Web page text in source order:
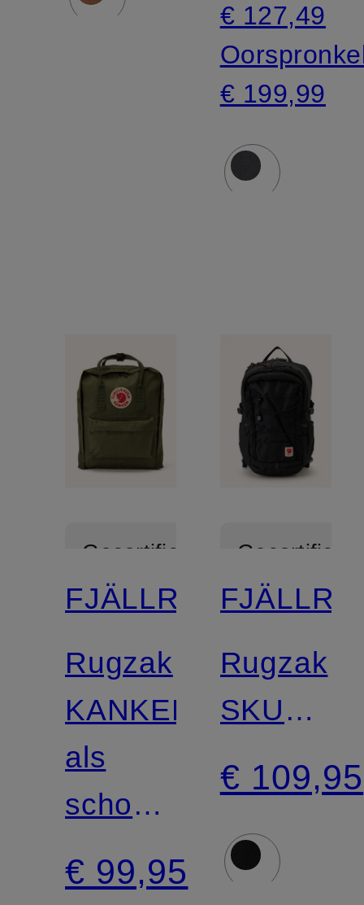
€ 127,49
€ 199,99
Gecertificeerd
FJÄLLRÄVEN
Rugzak
KANKEN
als
schoudertas
draagbaar
€ 99,95
Rugzak
SKULE
20 l
met
laptopvak
€ 109,95